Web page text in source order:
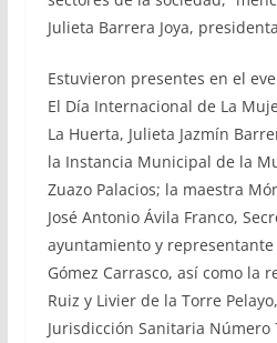
Julieta Barrera Joya,
Estuvieron presentes en el
El Día Internacional de La
La Huerta, Julieta Jazmín
la Instancia Municipal de la
Zuazo Palacios; la maestra
José Antonio Ávila Franco,
ayuntamiento y
Gómez Carrasco, así como la
Ruiz y Livier de la Torre
Jurisdicción Sanitaria Número